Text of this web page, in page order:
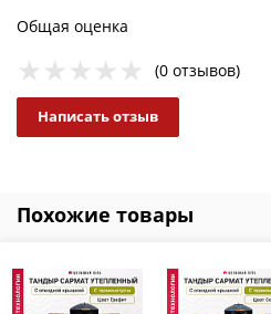
Общая оценка
(0 отзывов)
Написать отзыв
Похожие товары